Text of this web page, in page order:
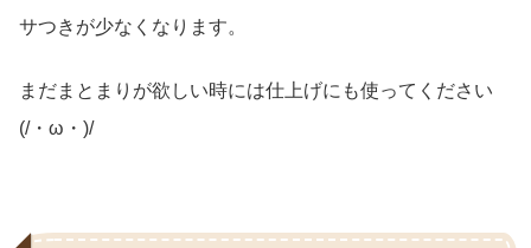
サつきが少なくなります。
まだまとまりが欲しい時には仕上げにも使ってください
(/・ω・)/